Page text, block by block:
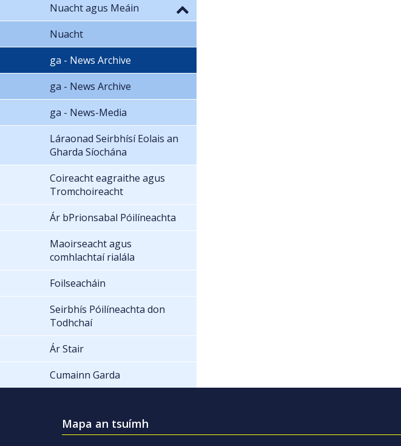
Nuacht agus Meáin
Nuacht
ga - News Archive
ga - News Archive
ga - News-Media
Láraonad Seirbhísí Eolais an
Gharda Síochána
Coireacht eagraithe agus
Tromchoireacht
Ár bPrionsabal Póilíneachta
Maoirseacht agus
comhlachtaí rialála
Foilseacháin
Seirbhís Póilíneachta don
Todhchaí
Ár Stair
Cumainn Garda
Mapa an tsuímh